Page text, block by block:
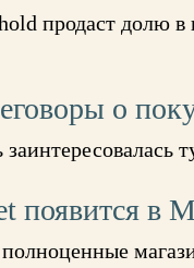
продаст долю
о
заинтересовалась
появится в
полноценные